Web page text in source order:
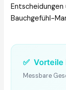
Bauchgefühl-
✅ Vorteile
Messbare